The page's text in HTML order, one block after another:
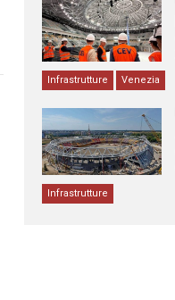
Infrastrutture Venezia
Infrastrutture